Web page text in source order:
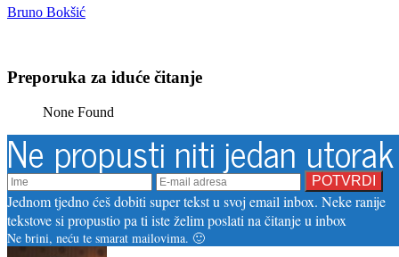
Bruno Bokšić
Preporuka za iduće čitanje
None Found
Ne propusti niti jedan utorak
Jednom tjedno ćeš dobiti super tekst u svoj email inbox. Neke ranije
tekstove si propustio pa ti iste želim poslati na čitanje u inbox
Ne brini, neću te smarat mailovima. 🙂